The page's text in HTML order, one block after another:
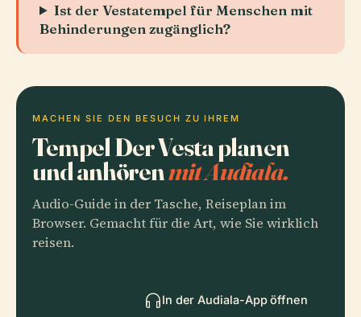
Ist der Vestatempel für Menschen mit
Behinderungen zugänglich?
MACHEN SIE DEN BESUCH ZU IHREM
Tempel Der Vesta planen
und anhörenmit Audiala.
Audio-Guide in der Tasche, Reiseplan im
Browser. Gemacht für die Art, wie Sie wirklich
reisen.
In der Audiala-App öffnen